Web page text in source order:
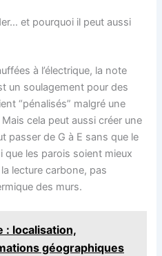
et pourquoi il peut aussi
à l’électrique, la note
un soulagement pour des
“pénalisés” malgré une
cela peut aussi créer une
passer de G à E sans que le
que les parois soient mieux
lecture carbone, pas
des murs.
: localisation,
géographiques